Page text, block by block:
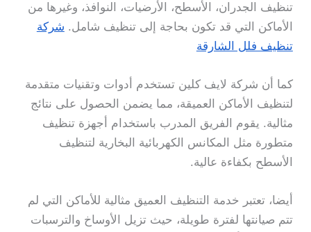
تنظيف الجدران، الأسطح، الأرضيات، النوافذ، وغيرها من
الأماكن التي قد تكون بحاجة إلى تنظيف شامل. شركة
تنظيف فلل الشارقة
كما أن شركة لايف كلين تستخدم أدوات وتقنيات متقدمة
لتنظيف الأماكن العميقة، مما يضمن الحصول على نتائج
مثالية. يقوم الفريق المدرب باستخدام أجهزة تنظيف
متطورة مثل المكانس الكهربائية البخارية لتنظيف
الأسطح بكفاءة عالية.
أيضا، تعتبر خدمة التنظيف العميق مثالية للأماكن التي لم
تتم صيانتها لفترة طويلة، حيث تزيل الأوساخ والترسبات